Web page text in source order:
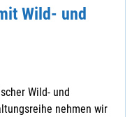
Wild- und
Wild- und
nehmen wir